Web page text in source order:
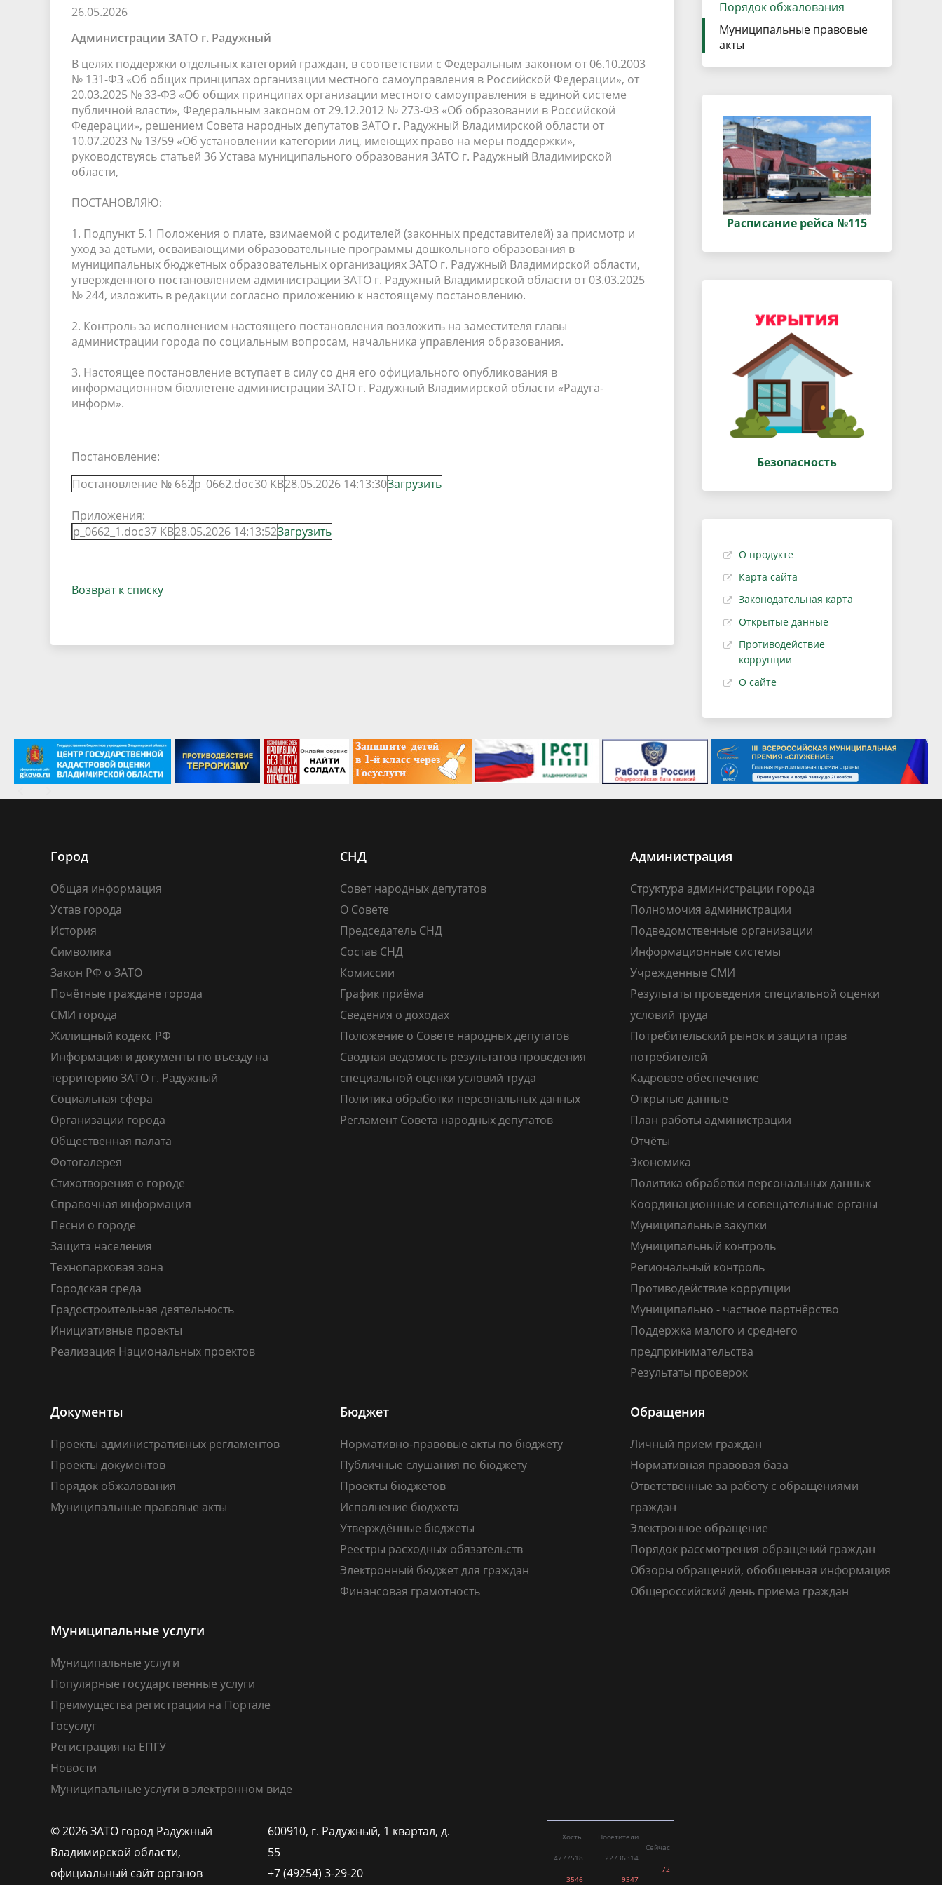
Песни о городе
Городская среда
Градостроительная деятельность
Инициативные проекты
условий труда
Координационные и совещательные
Муниципальные закупки
Региональный контроль
Противодействие коррупции
Муниципально - частное
партнёрство
Поддержка малого и среднего
Результаты проверок
26.05.2026
Администрации ЗАТО г. Радужный
В целях поддержки отдельных категорий граждан, в соответствии с Федеральным законом от 06.10.2003
№ 131-ФЗ «Об общих принципах организации местного самоуправления в Российской Федерации», от
20.03.2025 № 33-ФЗ «Об общих принципах организации местного самоуправления в единой системе
публичной власти», Федеральным законом от 29.12.2012 № 273-ФЗ «Об образовании в Российской
Федерации», решением Совета народных депутатов ЗАТО г. Радужный Владимирской области от
10.07.2023 № 13/59 «Об установлении категории лиц, имеющих право на меры поддержки»,
руководствуясь статьей 36 Устава муниципального образования ЗАТО г. Радужный Владимирской
области,
ПОСТАНОВЛЯЮ:
1. Подпункт 5.1 Положения о плате, взимаемой с родителей (законных представителей) за присмотр и
уход за детьми, осваивающими образовательные программы дошкольного образования в
муниципальных бюджетных образовательных организациях ЗАТО г. Радужный Владимирской области,
утвержденного постановлением администрации ЗАТО г. Радужный Владимирской области от 03.03.2025
№ 244, изложить в редакции согласно приложению к настоящему постановлению.
2. Контроль за исполнением настоящего постановления возложить на заместителя главы
администрации города по социальным вопросам, начальника управления образования.
3. Настоящее постановление вступает в силу со дня его официального опубликования в
информационном бюллетене администрации ЗАТО г. Радужный Владимирской области «Радуга-
информ».
Постановление:
Постановление № 662p_0662.doc30 KB28.05.2026 14:13:30Загрузить
Приложения:
p_0662_1.doc37 KB28.05.2026 14:13:52Загрузить
Возврат к списку
Порядок обжалования
Муниципальные правовые
акты
Расписание рейса №115
Безопасность
О продукте
Карта сайта
Законодательная карта
Открытые данные
Противодействие
коррупции
О сайте
Город
Общая информация
Устав города
История
Символика
Закон РФ о ЗАТО
Почётные граждане города
СМИ города
Жилищный кодекс РФ
Информация и документы по въезду на
территорию ЗАТО г. Радужный
Социальная сфера
Организации города
Общественная палата
Фотогалерея
Стихотворения о городе
Справочная информация
Песни о городе
Защита населения
Технопарковая зона
Городская среда
Градостроительная деятельность
Инициативные проекты
Реализация Национальных проектов
СНД
Совет народных депутатов
О Совете
Председатель СНД
Состав СНД
Комиссии
График приёма
Сведения о доходах
Положение о Совете народных депутатов
Сводная ведомость результатов проведения
специальной оценки условий труда
Политика обработки персональных данных
Регламент Совета народных депутатов
Администрация
Структура администрации города
Полномочия администрации
Подведомственные организации
Информационные системы
Учрежденные СМИ
Результаты проведения специальной оценки
условий труда
Потребительский рынок и защита прав
потребителей
Кадровое обеспечение
Открытые данные
План работы администрации
Отчёты
Экономика
Политика обработки персональных данных
Координационные и совещательные органы
Муниципальные закупки
Муниципальный контроль
Региональный контроль
Противодействие коррупции
Муниципально - частное партнёрство
Поддержка малого и среднего
предпринимательства
Результаты проверок
Документы
Проекты административных регламентов
Проекты документов
Порядок обжалования
Муниципальные правовые акты
Бюджет
Нормативно-правовые акты по бюджету
Публичные слушания по бюджету
Проекты бюджетов
Исполнение бюджета
Утверждённые бюджеты
Реестры расходных обязательств
Электронный бюджет для граждан
Финансовая грамотность
Обращения
Личный прием граждан
Нормативная правовая база
Ответственные за работу с обращениями
граждан
Электронное обращение
Порядок рассмотрения обращений граждан
Обзоры обращений, обобщенная информация
Общероссийский день приема граждан
Муниципальные услуги
Муниципальные услуги
Популярные государственные услуги
Преимущества регистрации на Портале
Госуслуг
Регистрация на ЕПГУ
Новости
Муниципальные услуги в электронном виде
© 2026 ЗАТО город Радужный
Владимирской области,
официальный сайт органов
600910, г. Радужный, 1 квартал, д.
55
+7 (49254) 3-29-20
Хосты
4777518
3546
Посетители
22736314
9347
Сейчас
72